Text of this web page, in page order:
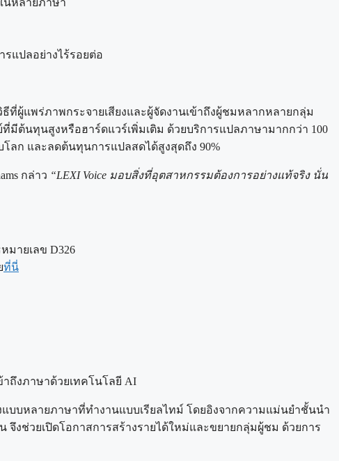
แปลอย่างไร้รอยต่อ
ที่ผู้แพร่ภาพกระจายเสียงและผู้จัดงานเข้าถึงผู้ชมหลากหลายกลุ่ม
มีต้นทุนสูงหรือฮาร์ดแวร์เพิ่มเติม ด้วยบริการแปลภาษามากกว่า 100
ลก และลดต้นทุนการแปลสดได้สูงสุดถึง 90%
กล่าว “LEXI Voice มอบสิ่งที่อุตสาหกรรมต้องการอย่างแท้จริง นั่น
มายเลข D326
ที่นี่
าถึงภาษาด้วยเทคโนโลยี AI
บบหลายภาษาที่ทำงานแบบเรียลไทม์ โดยอิงจากความแม่นยำชั้นนำ
จึงช่วยเปิดโอกาสการสร้างรายได้ใหม่และขยายกลุ่มผู้ชม ด้วยการ